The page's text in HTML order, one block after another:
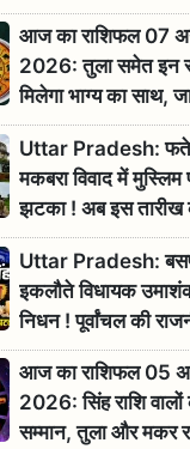
रावण से संबंध? जानिए
महिमा
आज का राशिफल 07
2026: तुला समेत इन
मिलेगा भाग्य का साथ,
राशियों का दैनिक
Uttar Pradesh:
मकबरा विवाद में मुस्लिम
झटका ! अब इस तारीख
सुनवाई
Uttar Pradesh:
इकलौते विधायक
निधन ! पूर्वांचल की
बड़ा झटका, योगी ने
आज का राशिफल 05
2026: सिंह राशि वालों
सम्मान, तुला और मकर